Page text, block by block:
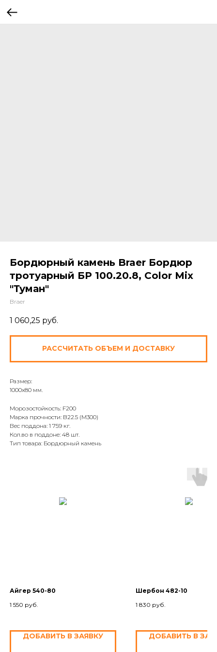
Бордюрный камень Braer Бордюр
тротуарный БР 100.20.8, Color Mix
"Туман"
Braer
1 060,25 руб.
РАССЧИТАТЬ ОБЪЕМ И ДОСТАВКУ
Размер:
1000х80 мм.
Морозостойкость: F200
Марка прочности: B22.5 (M300)
Вес поддона: 1 759 кг.
Кол.во в поддоне: 48 шт.
Тип товара: Бордюрный камень
Айгер 540-80
1 550 руб.
ДОБАВИТЬ В ЗАЯВКУ
Шербон 482-10
1 830 руб.
ДОБАВИТЬ В